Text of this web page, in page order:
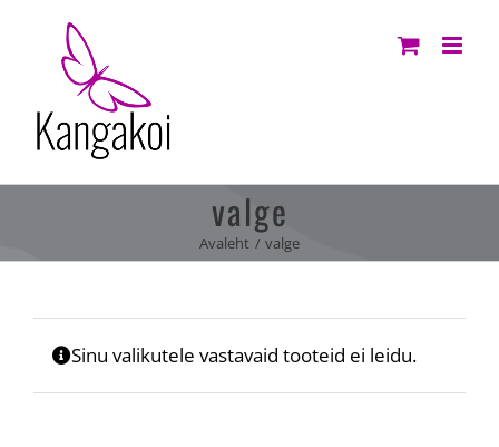
content
valge
Avaleht valge
Sinu valikutele vastavaid tooteid ei leidu.